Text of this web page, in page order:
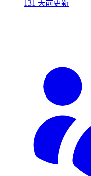
131 天前更新